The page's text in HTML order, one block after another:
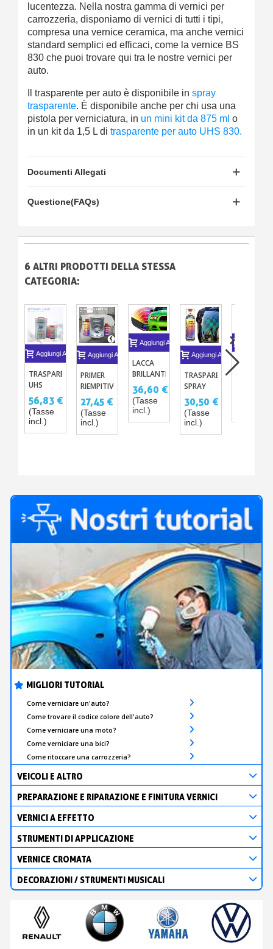
MIGLIORI TUTORIAL
Come verniciare un'auto?
Come trovare il codice colore dell'auto?
Come verniciare una moto?
Come verniciare una bici?
Come ritoccare una carrozzeria?
VEICOLI E ALTRO
PREPARAZIONE E RIPARAZIONE E FINITURA VERNICI
VERNICI A EFFETTO
STRUMENTI DI APPLICAZIONE
VERNICE CROMATA
DECORAZIONI / STRUMENTI MUSICALI
lucentezza. Nella nostra gamma di vernici per
carrozzeria, disponiamo di vernici di tutti i tipi,
compresa una vernice ceramica, ma anche vernici
standard semplici ed efficaci, come la vernice BS
830 che puoi trovare qui tra le nostre vernici per
auto.
Il trasparente per auto è disponibile in spray
trasparente. È disponibile anche per chi usa una
pistola per verniciatura, in un mini kit da 875 ml o
in un kit da 1,5 L di trasparente per auto UHS 830.
Documenti Allegati
Questione(FAQs)
6 ALTRI PRODOTTI DELLA STESSA
CATEGORIA:
Aggiungi Al Carrello
TRASPARENTE
UHS
ST830 -
1L O 5L +
CATALIZZATORE
56,83 €
(Tasse
incl.)
Aggiungi Al Carrello
PRIMER
RIEMPITIVO
BICOMPONENTE
P410
27,45 €
(Tasse
incl.)
Aggiungi Al Carrello
LACCA
BRILLANTE
DIRECT
CARROZZIA
7080UHS
- TINTA
36,60 €
(Tasse
incl.)
Aggiungi Al Carrello
TRASPARENTE
SPRAY
PROFESSIONALE
BICOMPONENTE
30,50 €
(Tasse
incl.)
VERNICI